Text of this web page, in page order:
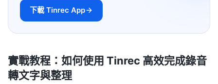
下載 Tinrec App
實戰教程：如何使用 Tinrec 高效完成錄音
轉文字與整理